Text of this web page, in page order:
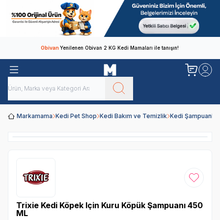
ObivanYenilenen Obivan 2 KG Kedi Mamaları ile tanışın!
Markamama Kedi Pet Shop Kedi Bakım ve Temizlik Kedi
Favoriye
Trixie Kedi Köpek Için Kuru Köpük Şampuanı 450
ML